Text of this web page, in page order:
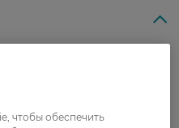
чтобы обеспечить